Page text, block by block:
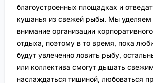
благоустроенных площадках и
кушанья из свежей рыбы. Мы уделяем
внимание организации
отдыха, поэтому в то время, пока
будут увлеченно ловить рыбу,
или коллектива смогут дышать
наслаждаться тишиной, любоваться